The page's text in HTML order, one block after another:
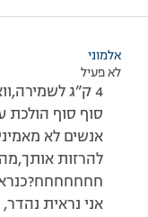
אלמוני
לא פעיל
4 ק”ג לשמירה,וואו אין לי אויר ,אני באופוריה ,
סוף סוף הולכת
אנשים לא
להרזות
אני נראית